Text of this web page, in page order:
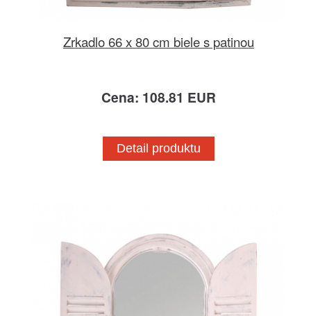
Zrkadlo 66 x 80 cm biele s patinou
Cena: 108.81 EUR
Detail produktu